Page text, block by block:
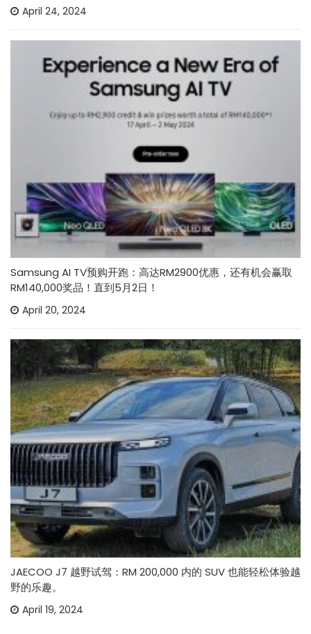
April 24, 2024
Samsung AI TV预购开跑：高达RM2900优惠，还有机会赢取
RM140,000奖品！直到5月2日！
April 20, 2024
JAECOO J7 越野试驾：RM 200,000 内的 SUV 也能轻松体验越
野的乐趣。
April 19, 2024